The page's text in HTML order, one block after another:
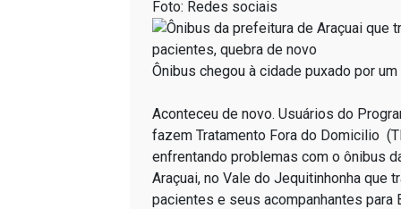
Foto: Redes sociais
Ônibus chegou à cidade puxado por um
Aconteceu de novo. Usuários do
fazem Tratamento Fora do Domicilio
enfrentando problemas com o ônibus
Araçuai, no Vale do Jequitinhonha que
pacientes e seus acompanhantes para